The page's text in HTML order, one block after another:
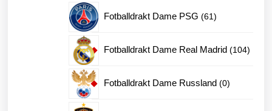
Fotballdrakt Dame PSG 6161
Fotballdrakt Dame Real Madrid 104104
Fotballdrakt Dame Russland 00